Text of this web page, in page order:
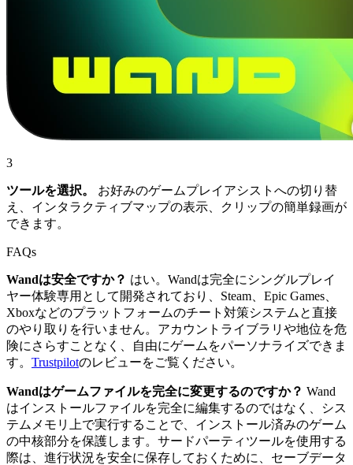
3
ツールを選択。
お好みのゲームプレイアシストへの切り替
え、インタラクティブマップの表示、クリップの簡単録画が
できます。
FAQs
Wandは安全ですか？ はい。Wandは完全にシングルプレイ
ヤー体験専用として開発されており、Steam、Epic Games、
Xboxなどのプラットフォームのチート対策システムと直接
のやり取りを行いません。アカウントライブラリや地位を危
険にさらすことなく、自由にゲームをパーソナライズできま
す。 Trustpilotのレビューをご覧ください。
Wandはゲームファイルを完全に変更するのですか？ Wand
はインストールファイルを完全に編集するのではなく、シス
テムメモリ上で実行することで、インストール済みのゲーム
の中核部分を保護します。サードパーティツールを使用する
際は、進行状況を安全に保存しておくために、セーブデータ